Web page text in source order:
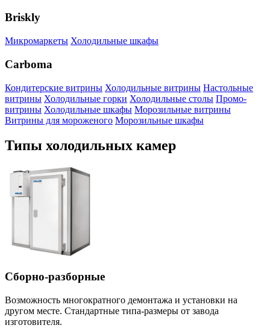
Briskly
Микромаркеты Холодильные шкафы
Carboma
Кондитерские витрины Холодильные витрины Настольные
витрины Холодильные горки Холодильные столы Промо-
витрины Холодильные шкафы Морозильные витрины
Витрины для мороженого Mорозильные шкафы
Типы холодильных камер
Сборно-разборные
Возможность многократного демонтажа и установки на
другом месте. Стандартные типа-размеры от завода
изготовителя.